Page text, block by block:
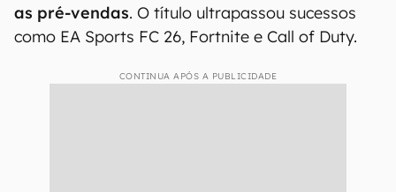
as pré-vendas. O título ultrapassou sucessos
como EA Sports FC 26, Fortnite e Call of Duty.
CONTINUA APÓS A PUBLICIDADE